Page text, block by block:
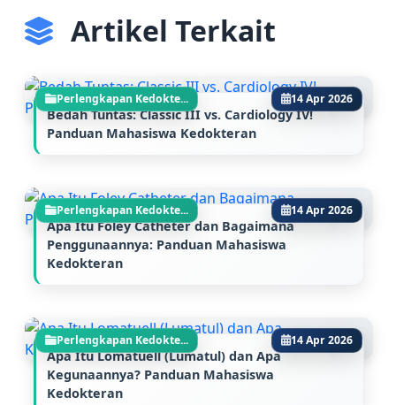
Artikel Terkait
Perlengkapan Kedokte... 14 Apr 2026
Bedah Tuntas: Classic III vs. Cardiology IV!
Panduan Mahasiswa Kedokteran
Perlengkapan Kedokte... 14 Apr 2026
Apa Itu Foley Catheter dan Bagaimana
Penggunaannya: Panduan Mahasiswa
Kedokteran
Perlengkapan Kedokte... 14 Apr 2026
Apa Itu Lomatuell (Lumatul) dan Apa
Kegunaannya? Panduan Mahasiswa
Kedokteran